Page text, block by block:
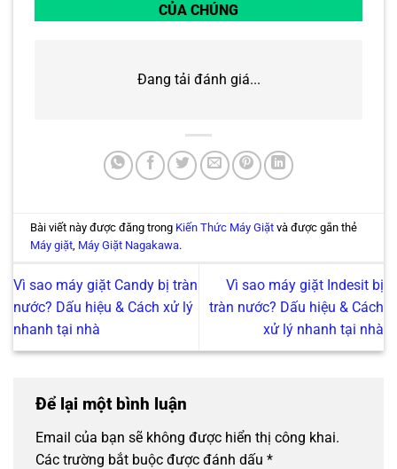
CỦA CHÚNG
Đang tải đánh giá...
Bài viết này được đăng trong Kiến Thức Máy Giặt và được gắn thẻ
Máy giặt, Máy Giặt Nagakawa.
Vì sao máy giặt Candy bị tràn
nước? Dấu hiệu & Cách xử lý
nhanh tại nhà
Vì sao máy giặt Indesit bị
tràn nước? Dấu hiệu & Cách
xử lý nhanh tại nhà
Để lại một bình luận
Email của bạn sẽ không được hiển thị công khai.
Các trường bắt buộc được đánh dấu *